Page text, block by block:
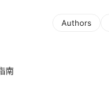
Authors
南